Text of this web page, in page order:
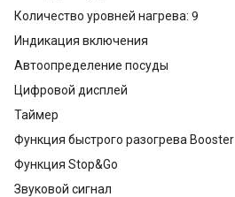
Количество уровней нагрева: 9
Индикация включения
Автоопределение посуды
Цифровой дисплей
Таймер
Функция быстрого разогрева Booster
Функция Stop&Go
Звуковой сигнал